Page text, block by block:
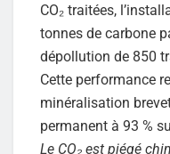
CO₂ traitées,
tonnes de carbone
dépollution de 850
Cette performance
minéralisation
permanent à 93 %
Le CO₂ est piégé